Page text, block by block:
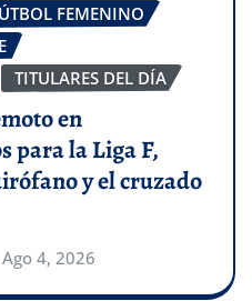
FEMENINO
TITULARES DEL DÍA
en
para la Liga F,
y el cruzado
Ago 4, 2026